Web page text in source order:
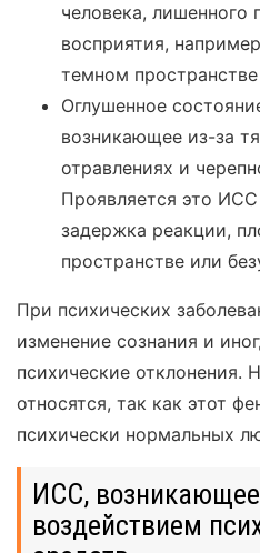
человека, лишенного
восприятия,
темном
Оглушенное
возникающее из-за
отравлениях и
Проявляется это
задержка реакции,
пространстве или
При психических
изменение сознания и
психические отклонения.
относятся, так как этот
психически нормальных
ИСС,
воздействием